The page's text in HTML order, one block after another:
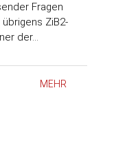
Fragen
ZiB2-
der…
MEHR